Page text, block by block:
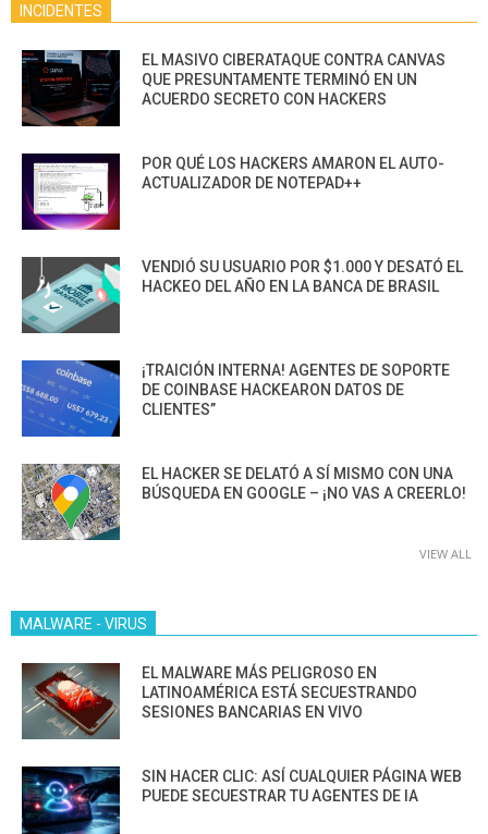
INCIDENTES
EL MASIVO CIBERATAQUE CONTRA CANVAS
QUE PRESUNTAMENTE TERMINÓ EN UN
ACUERDO SECRETO CON HACKERS
POR QUÉ LOS HACKERS AMARON EL AUTO-
ACTUALIZADOR DE NOTEPAD++
VENDIÓ SU USUARIO POR $1.000 Y DESATÓ EL
HACKEO DEL AÑO EN LA BANCA DE BRASIL
¡TRAICIÓN INTERNA! AGENTES DE SOPORTE
DE COINBASE HACKEARON DATOS DE
CLIENTES”
EL HACKER SE DELATÓ A SÍ MISMO CON UNA
BÚSQUEDA EN GOOGLE – ¡NO VAS A CREERLO!
VIEW ALL
MALWARE - VIRUS
EL MALWARE MÁS PELIGROSO EN
LATINOAMÉRICA ESTÁ SECUESTRANDO
SESIONES BANCARIAS EN VIVO
SIN HACER CLIC: ASÍ CUALQUIER PÁGINA WEB
PUEDE SECUESTRAR TU AGENTES DE IA